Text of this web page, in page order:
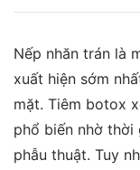
Nếp nhăn trán là
xuất hiện sớm
mặt. Tiêm botox
phổ biến nhờ thời
phẫu thuật. Tuy